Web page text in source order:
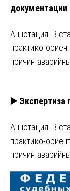
документации
Аннотация. В
практико-
причин
▶️ Экспертиза
Аннотация. В
практико-
причин